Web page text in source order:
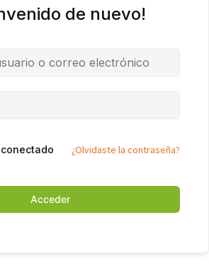
de nuevo!
¿Olvidaste la contraseña?
Acceder